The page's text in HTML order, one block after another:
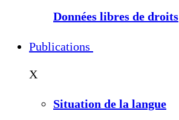
Données libres de droits
Publications
X
Situation de la langue